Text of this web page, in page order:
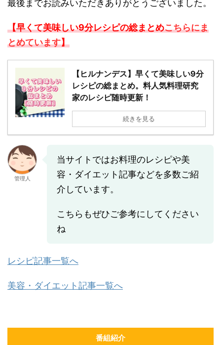
最後までお読みいただきありがとうございました。
【早くて美味しい9分レシピの総まとめこちらにま
とめています】
【ヒルナンデス】早くて美味しい9分
レシピの総まとめ。料人気料理研究
家のレシピ随時更新！
続きを見る
管理人
当サイトではお料理のレシピや美
容・ダイエット記事などを多数ご紹
介しています。
こちらもぜひご参考にしてください
ね
レシピ記事一覧へ
美容・ダイエット記事一覧へ
番組紹介